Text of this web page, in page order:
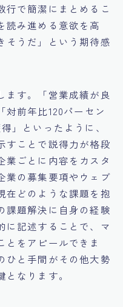
行で簡潔にまとめるこ
読み進める意欲を高
そうだ」という期待感
ます。「営業成績が良
対前年比120パーセン
」といったように、
すことで説得力が格段
業ごとに内容をカスタ
業の募集要項やウェブ
在どのような課題を抱
課題解決に自身の経験
に記述することで、マ
とをアピールできま
ひと手間がその他大勢
なります。